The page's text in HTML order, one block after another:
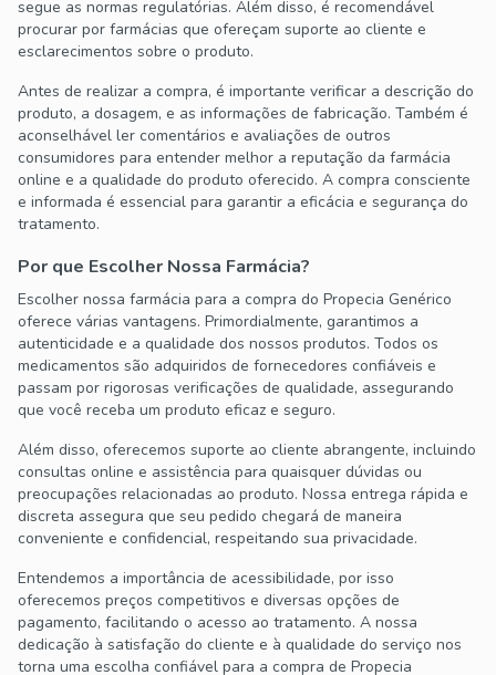
segue as normas regulatórias. Além disso, é recomendável
procurar por farmácias que ofereçam suporte ao cliente e
esclarecimentos sobre o produto.
Antes de realizar a compra, é importante verificar a descrição do
produto, a dosagem, e as informações de fabricação. Também é
aconselhável ler comentários e avaliações de outros
consumidores para entender melhor a reputação da farmácia
online e a qualidade do produto oferecido. A compra consciente
e informada é essencial para garantir a eficácia e segurança do
tratamento.
Por que Escolher Nossa Farmácia?
Escolher nossa farmácia para a compra do Propecia Genérico
oferece várias vantagens. Primordialmente, garantimos a
autenticidade e a qualidade dos nossos produtos. Todos os
medicamentos são adquiridos de fornecedores confiáveis e
passam por rigorosas verificações de qualidade, assegurando
que você receba um produto eficaz e seguro.
Além disso, oferecemos suporte ao cliente abrangente, incluindo
consultas online e assistência para quaisquer dúvidas ou
preocupações relacionadas ao produto. Nossa entrega rápida e
discreta assegura que seu pedido chegará de maneira
conveniente e confidencial, respeitando sua privacidade.
Entendemos a importância de acessibilidade, por isso
oferecemos preços competitivos e diversas opções de
pagamento, facilitando o acesso ao tratamento. A nossa
dedicação à satisfação do cliente e à qualidade do serviço nos
torna uma escolha confiável para a compra de Propecia